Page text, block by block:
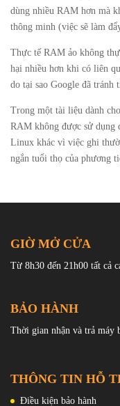
dùng nhiều RAM hơn mà
thông minh (việc sẽ làm
Thực tế RAM ảo không
hại nhiều hơn khi có liên
do tại sao Google đã tránh
Trong một tài liệu dành
RAM không được sử dụng
Linux khác vì việc ghi
ngắn tuổi thọ của phương
GIỜ MỞ CỬA
Từ 8h30 đến 21h00 tất cả
BẢO HÀNH
Thời gian nhận và trả máy
THÔNG TIN HỖ
Điều kiện bảo hành